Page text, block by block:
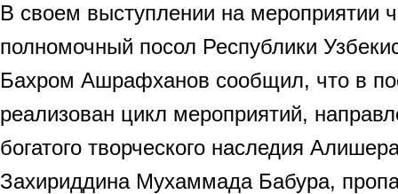
В своем выступлении на мероприятии
полномочный посол Республики
Бахром Ашрафханов сообщил, что в
реализован цикл мероприятий,
богатого творческого наследия
Захириддина Мухаммада Бабура,